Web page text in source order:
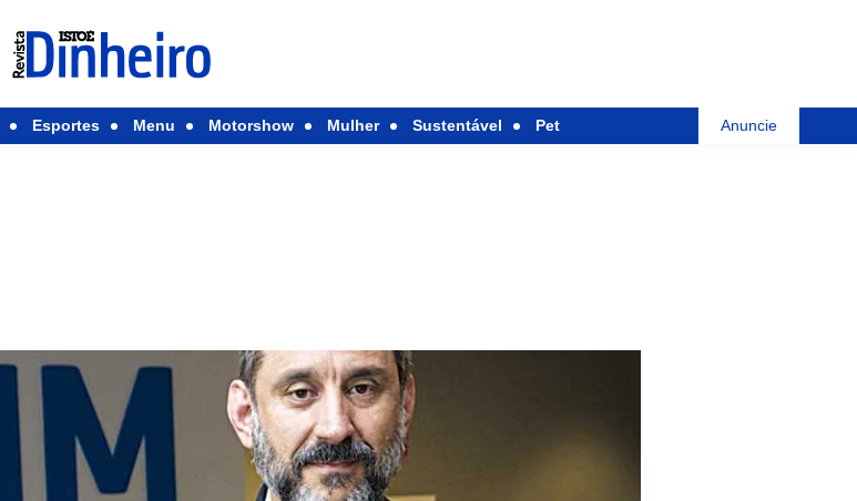
Esportes Menu Motorshow Mulher Sustentável Pet Anuncie